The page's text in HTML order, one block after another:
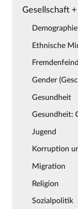
Gesellschaft +
Demographie
Ethnische
Gender
Gesundheit
Gesundheit:
Jugend
Korruption
Migration
Religion
Sozialpolitik